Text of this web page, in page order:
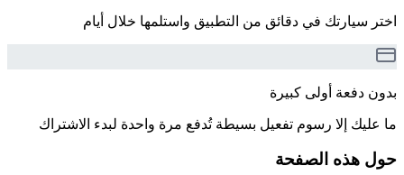
اختر سيارتك في دقائق من التطبيق واستلمها خلال أيام
بدون دفعة أولى كبيرة
ما عليك إلا رسوم تفعيل بسيطة تُدفع مرة واحدة لبدء الاشتراك
حول هذه الصفحة